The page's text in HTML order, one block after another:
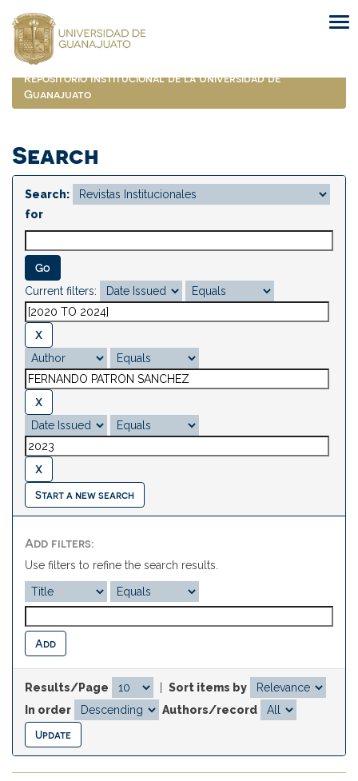
navigation
Repositorio Institucional de la Universidad de
Guanajuato
Search
Search:
for
Current filters:
Start a new search
Add filters:
Use filters to refine the search results.
Results/Page
Sort items by
In order
Authors/record